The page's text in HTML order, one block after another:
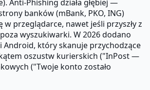
Anti-Phishing działa głębiej —
banków (mBank, PKO, ING)
w przeglądarce, nawet jeśli przyszły z
wyszukiwarki. W 2026 dodano
Android, który skanuje przychodzące
oszustw kurierskich ("InPost —
("Twoje konto zostało